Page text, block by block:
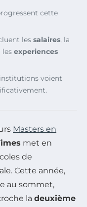
cette
les salaires, la
les experiences
voient
Masters en
met en
de
Cette année,
au sommet,
la deuxième